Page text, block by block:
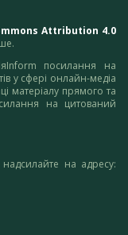
Attribution 4.0
посилання на
у сфері онлайн-медіа
матеріалу прямого та
на цитований
на адресу: